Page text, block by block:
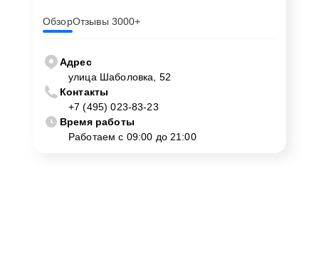
ОбзорОтзывы 3000+
Адрес
улица Шаболовка, 52
Контакты
+7 (495) 023-83-23
Время работы
Работаем с 09:00 до 21:00